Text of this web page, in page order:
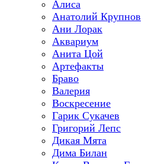
Алиса
Анатолий Крупнов
Ани Лорак
Аквариум
Анита Цой
Артефакты
Браво
Валерия
Воскресение
Гарик Сукачев
Григорий Лепс
Дикая Мята
Дима Билан